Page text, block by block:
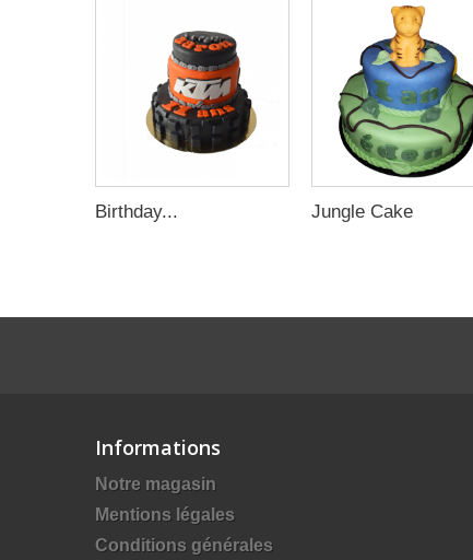
Birthday... Jungle Cake
Informations
Notre magasin
Mentions légales
Conditions générales